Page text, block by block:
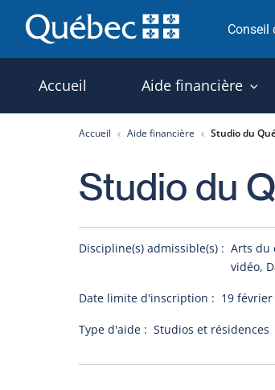
Passer
Conseil
Accueil Aide financière
Accueil Aide financière Studio du
Studio du
Discipline(s) admissible(s) : Arts du
vidéo,
Date limite d'inscription : 19 février
Type d'aide : Studios et résidences